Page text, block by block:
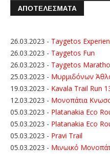
ΑΠΟΤΕΛΕΣΜΑΤΑ
26.03.2023 - Taygetos
26.03.2023 - Taygetos Fun
26.03.2023 - Taygetos
25.03.2023 - Μυρμιδόνων
19.03.2023 - Kavala Trail Run
12.03.2023 - Μονοπάτια
05.03.2023 - Platanakia Eco
05.03.2023 - Platanakia Eco
05.03.2023 - Pravi Trail
05.03.2023 - Μινωικό